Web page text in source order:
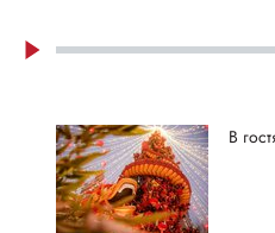
В